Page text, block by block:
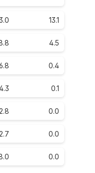
13.1
4.5
0.4
0.1
0.0
0.0
0.0